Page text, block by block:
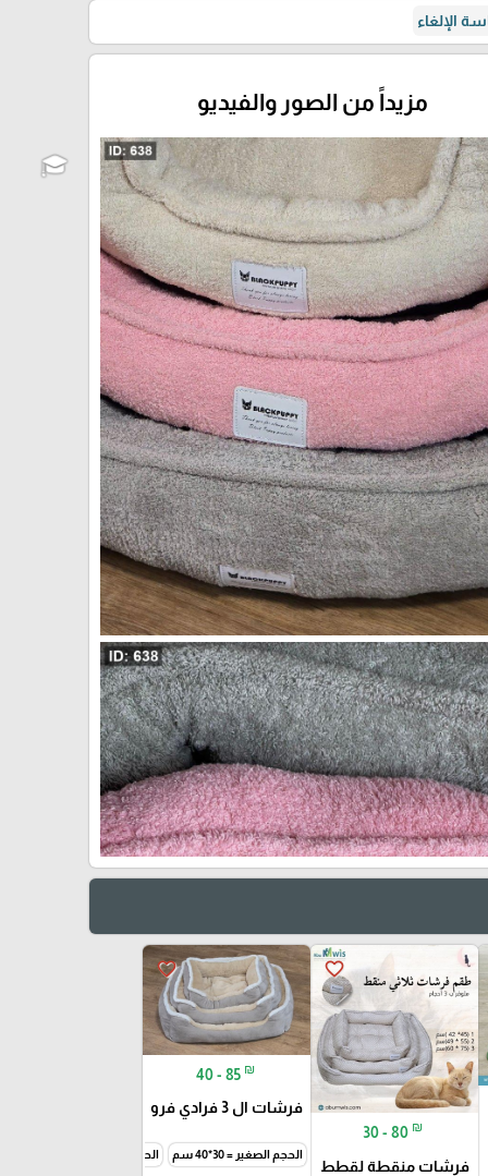
الإلغاء
مزيداً من الصور والفيديو
favorite_border
30 - 80 ₪
فرشات منقطة لقطط
favorite_border
40 - 85 ₪
فرشات ال 3 فرادي فرو
الحجم الصغير = 30*40 سم الحجم الوسط = 40*46 سم